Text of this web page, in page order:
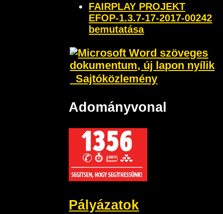
FAIRPLAY PROJEKT
EFOP-1.3.7-17-2017-00242
bemutatása
Sajtóközlemény
Adományvonal
Pályázatok